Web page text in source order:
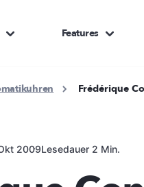
Features
Frédérique
2009Lesedauer 2 Min.